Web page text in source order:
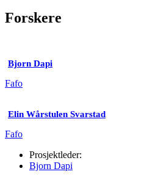
Forskere
Bjorn Dapi
Fafo
Elin Wårstulen Svarstad
Fafo
Prosjektleder:
Bjorn Dapi